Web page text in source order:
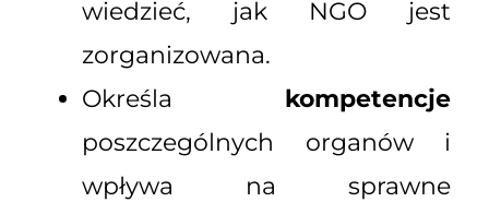
wiedzieć, jak NGO jest
zorganizowana.
Określa kompetencje
poszczególnych organów i
wpływa na sprawne